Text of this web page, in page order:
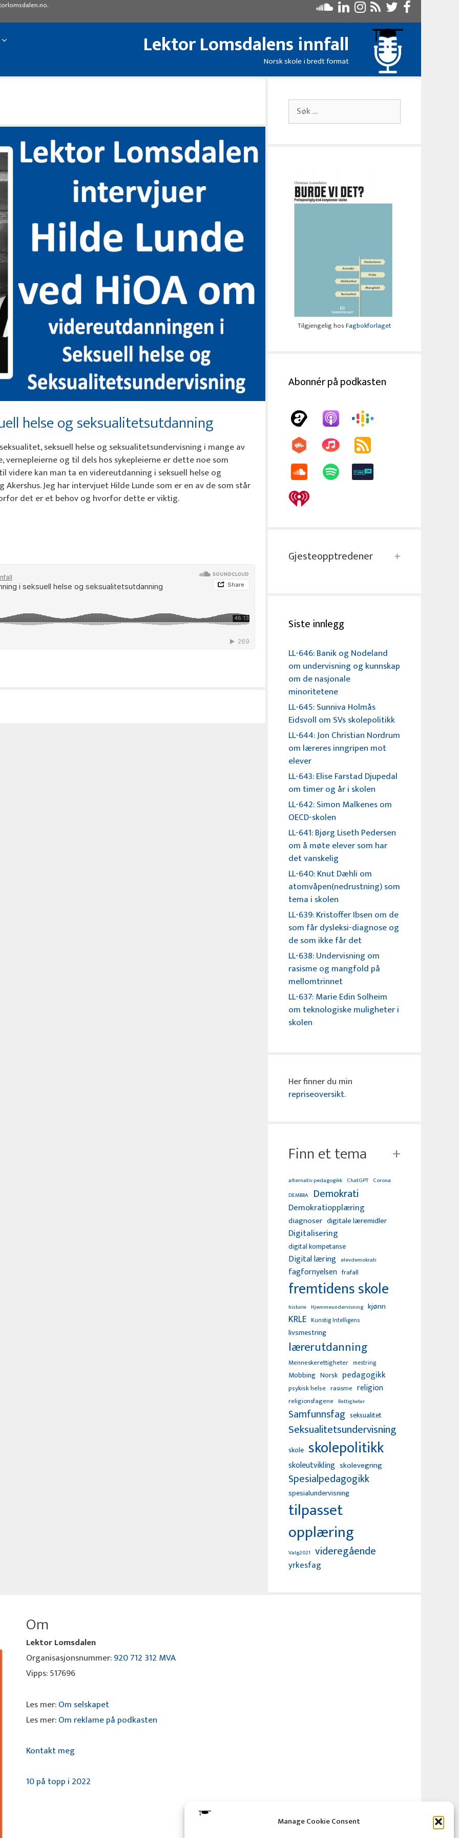
Manage Cookie Consent
.
Lektor Lomsdalens innfall
Norsk skole i bredt format
helse og seksualitetsutdanning
seksuell helse og seksualitetsundervisning i mange av
og til dels hos sykepleierne er dette noe som
videre kan man ta en videreutdanning i seksuell helse og
Jeg har intervjuet Hilde Lunde som er en av de som står
det er et behov og hvorfor dette er viktig.
Søk
etter:
Tilgjengelig hosFagbokforlaget
Abonnér på podkasten
Gjesteopptredener
Siste innlegg
LL-646: Banik og Nodeland
om undervisning og kunnskap
om de nasjonale
minoritetene
LL-645: Sunniva Holmås
Eidsvoll om SVs skolepolitikk
LL-644: Jon Christian Nordrum
om læreres inngripen mot
elever
LL-643: Elise Farstad Djupedal
om timer og år i skolen
LL-642: Simon Malkenes om
OECD-skolen
LL-641: Bjørg Liseth Pedersen
om å møte elever som har
det vanskelig
LL-640: Knut Dæhli om
atomvåpen(nedrustning) som
tema i skolen
LL-639: Kristoffer Ibsen om de
som får dysleksi-diagnose og
de som ikke får det
LL-638: Undervisning om
rasisme og mangfold på
mellomtrinnet
LL-637: Marie Edin Solheim
om teknologiske muligheter i
skolen
Her finner du min
repriseoversikt.
Finn et tema
alternativ pedagogikk ChatGPT Corona
DEMBRA Demokrati
Demokratiopplæring
diagnoser digitale læremidler
Digitalisering
digital kompetanse
Digital læring elevdemokrati
fagfornyelsen frafall
fremtidens skole
historie Hjemmeundervisning kjønn
KRLE Kunstig Intelligens
livsmestring
lærerutdanning
Menneskerettigheter mestring
Mobbing Norsk pedagogikk
psykisk helse rasisme religion
religionsfagene Rettigheter
Samfunnsfag seksualitet
Seksualitetsundervisning
skole skolepolitikk
skoleutvikling skolevegring
Spesialpedagogikk
spesialundervisning
tilpasset
opplæring
Valg2021 videregående
yrkesfag
Om
Lektor Lomsdalen
Organisasjonsnummer:920 712 312 MVA
Vipps: 517696
Les mer:Om selskapet
Les mer:Om reklame på podkasten
Kontakt meg
10 på topp i 2022